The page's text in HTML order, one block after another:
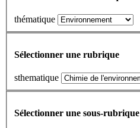
thématique
Sélectionner une rubrique
sthematique
Sélectionner une sous-rubrique